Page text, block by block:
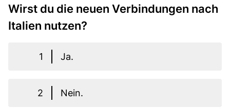
Wirst du die neuen Verbindungen nach
Italien nutzen?
1 Ja.
2
Nein.